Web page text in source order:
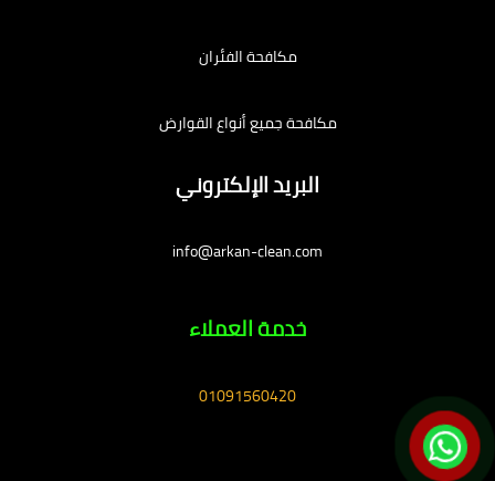
مكافحة الفئران
مكافحة جميع أنواع القوارض
البريد الإلكتروني
info@arkan-clean.com
خدمة العملاء
01091560420